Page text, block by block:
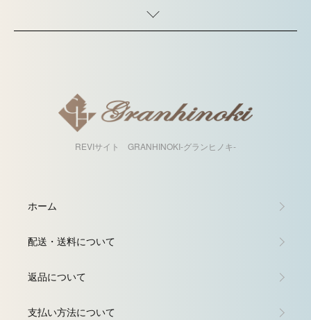
REVIサイト GRANHINOKI-グランヒノキ-
ホーム
配送・送料について
返品について
支払い方法について